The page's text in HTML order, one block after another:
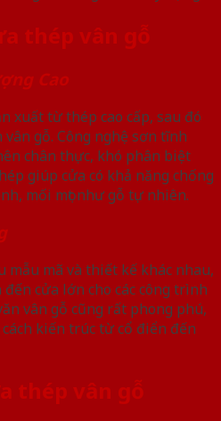
thép vân gỗ
Cao
xuất từ thép cao cấp, sau đó
gỗ. Công nghệ sơn tĩnh
chân thực, khó phân biệt
giúp cửa có khả năng chống
mối mọt như gỗ tự nhiên.
mẫu mã và thiết kế khác nhau,
cửa lớn cho các công trình
vân gỗ cũng rất phong phú,
kiến trúc từ cổ điển đến
thép vân gỗ